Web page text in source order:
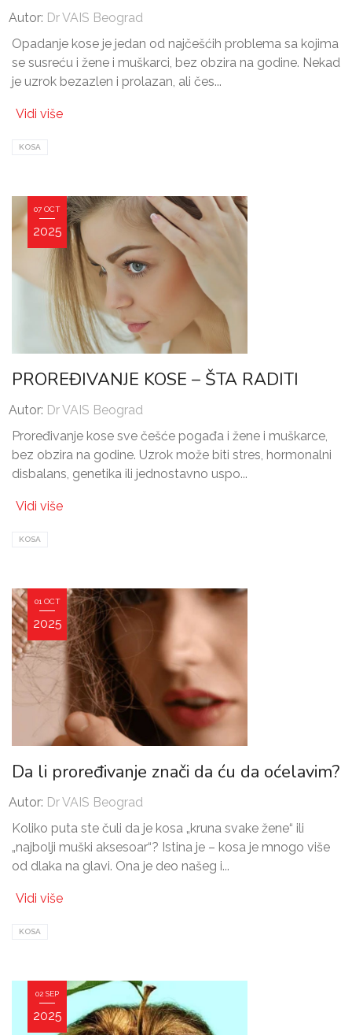
Autor: Dr VAIS Beograd
Opadanje kose je jedan od najčešćih problema sa kojima
se susreću i žene i muškarci, bez obzira na godine. Nekad
je uzrok bezazlen i prolazan, ali čes...
Vidi više
KOSA
PROREĐIVANJE KOSE – ŠTA RADITI
07 OCT
2025
Autor: Dr VAIS Beograd
Proređivanje kose sve češće pogađa i žene i muškarce,
bez obzira na godine. Uzrok može biti stres, hormonalni
disbalans, genetika ili jednostavno uspo...
Vidi više
KOSA
Da li proređivanje znači da ću da oćelavim?
01 OCT
2025
Autor: Dr VAIS Beograd
Koliko puta ste čuli da je kosa „kruna svake žene“ ili
„najbolji muški aksesoar“? Istina je – kosa je mnogo više
od dlaka na glavi. Ona je deo našeg i...
Vidi više
KOSA
02 SEP
2025